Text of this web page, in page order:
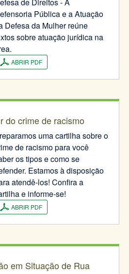
Pública e a Atuação
Defesa da Mulher reúne
sobre atuação jurídica na
ABRIR PDF
do crime de racismo
uma cartilha sobre o
de racismo para você
os tipos e como se
Estamos à disposição
atendê-los! Confira a
e informe-se!
ABRIR PDF
em Situação de Rua